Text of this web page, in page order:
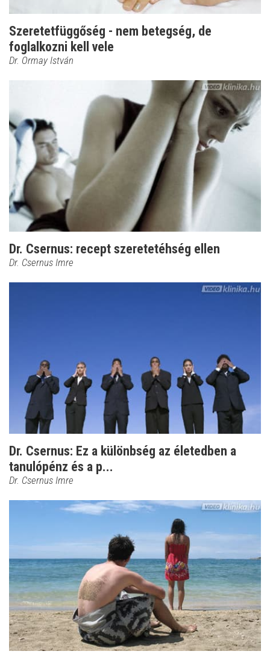
Szeretetfüggőség - nem betegség, de
foglalkozni kell vele
Dr. Ormay István
Dr. Csernus: recept szeretetéhség ellen
Dr. Csernus Imre
Dr. Csernus: Ez a különbség az életedben a
tanulópénz és a p...
Dr. Csernus Imre